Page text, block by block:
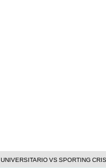
UNIVERSITARIO VS SPORTING